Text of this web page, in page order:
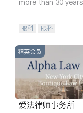
more than 30 years
眼科 眼科
精英会员
爱法律师事务所